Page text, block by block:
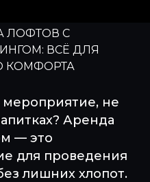
ЛОФТОВ С
ВСЁ ДЛЯ
КОМФОРТА
мероприятие, не
Аренда
— это
для проведения
лишних хлопот.